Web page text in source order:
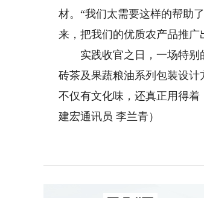
材。“我们太需要这样的帮助
来，把我们的优质农产品推广
实践收官之日，一场特别
砖茶及果蔬粮油系列包装设
不仅有文化味，还真正用得
建宏通讯员 李兰青）